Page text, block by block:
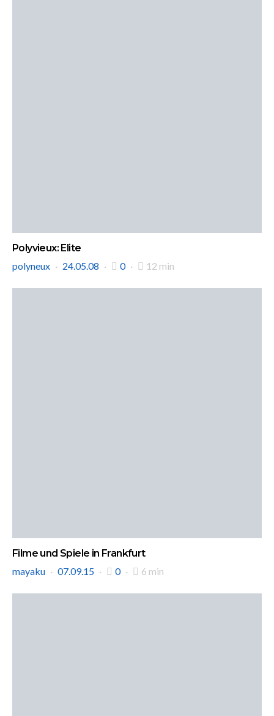
Polyvieux: Elite
polyneux
24.05.08 0 12 min
Filme und Spiele in Frankfurt
mayaku
07.09.15 0 6 min